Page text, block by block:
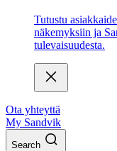
Tutustu
näkemyksiin ja
tulevaisuudesta.
Ota yhteyttä
My Sandvik
Search